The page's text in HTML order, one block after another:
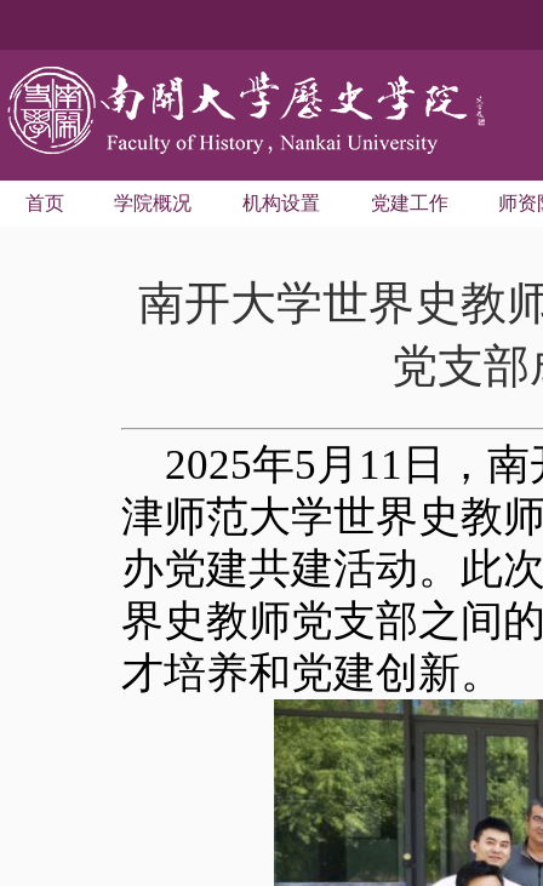
首页 学院概况 机构设置 党建工作 师资
南开大学世界史教
党支
2025年5月11日，
津师范大学世界史教
办党建共建活动。此
界史教师党支部之间
才培养和党建创新。